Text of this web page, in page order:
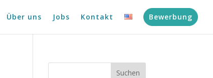
Über uns Jobs Kontakt Bewerbung